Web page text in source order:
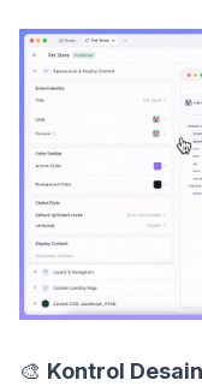
🎨 Kontrol